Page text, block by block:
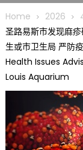
圆满举行
圣路易龙舟俱
趣 + 水上竞速
三十二载跨越
执掌密苏里植
合作 Peter
一晃三十年，
园“中华日三十
筝声与琴韵交
与钢琴的精彩
Home 2026
圣路易斯市发现麻
生或市卫生局 严
Health Issues
Louis Aquarium